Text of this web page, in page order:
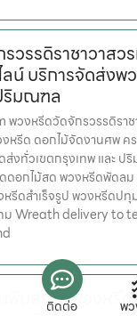
วรรดิราชาวาสว
น์ บริการจัดส่งพ
ริมณฑล
วงหรีดวัดจักรวรรดิราช
หรีด ดอกไม้จัดงานศพ ค
งทั่วเขตกรุงเทพ และ ป
ดอกไม้สด พวงหรีดพัดล
รีดสำเร็จรูป พวงหรีดป
Wreath delivery to
มลราช พวงหรีดอ
ติดต่อ พ